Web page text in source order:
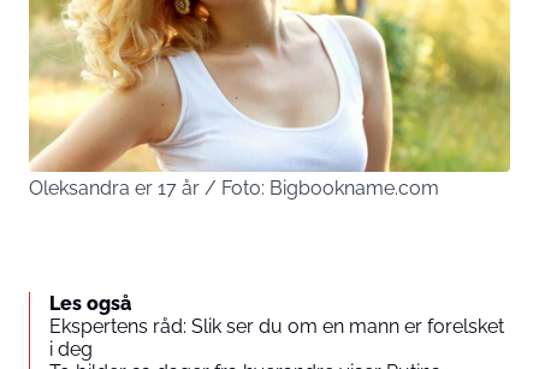
Oleksandra er 17 år / Foto: Bigbookname.com
Les også
Ekspertens råd: Slik ser du om en mann er forelsket
i deg